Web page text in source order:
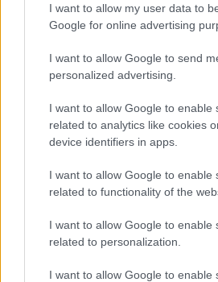
I want to allow my user data to
Google for online advertising
I want to allow Google to send
personalized advertising.
I want to allow Google to enable
related to analytics like cookies
device identifiers in apps.
I want to allow Google to enable
related to functionality of the
I want to allow Google to enable
related to personalization.
I want to allow Google to enable
TESTS. Tikai cilvēki ar
spēs iegūt 80% šajā
Vaidarbs no 9.00 līdz
datumus, kuru
svarīga
Dzer un tievē?
palīdzēs atbrīvoties no
Lasīt citas